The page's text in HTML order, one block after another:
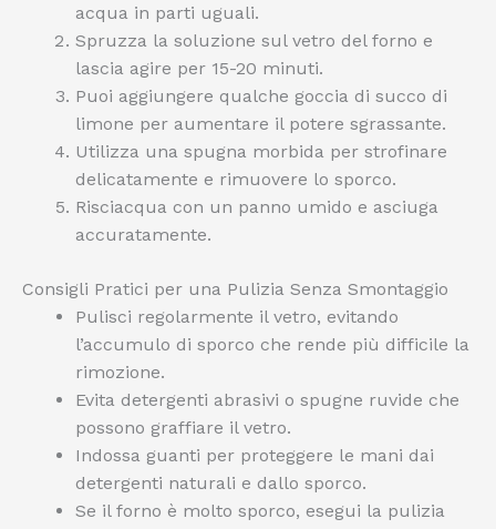
acqua in parti uguali.
Spruzza la soluzione sul vetro del forno e
lascia agire per 15-20 minuti.
Puoi aggiungere qualche goccia di succo di
limone per aumentare il potere sgrassante.
Utilizza una spugna morbida per strofinare
delicatamente e rimuovere lo sporco.
Risciacqua con un panno umido e asciuga
accuratamente.
Consigli Pratici per una Pulizia Senza Smontaggio
Pulisci regolarmente il vetro, evitando
l’accumulo di sporco che rende più difficile la
rimozione.
Evita detergenti abrasivi o spugne ruvide che
possono graffiare il vetro.
Indossa guanti per proteggere le mani dai
detergenti naturali e dallo sporco.
Se il forno è molto sporco, esegui la pulizia